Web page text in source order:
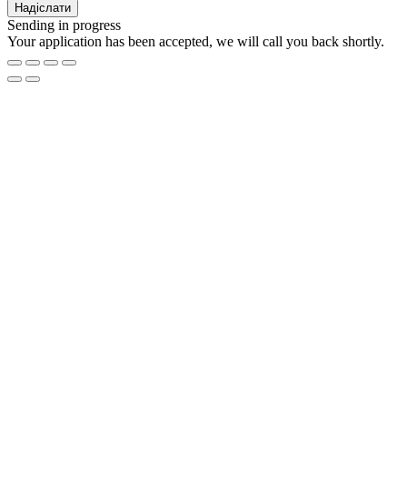
Sending in progress
Your application has been accepted, we will call you back shortly.